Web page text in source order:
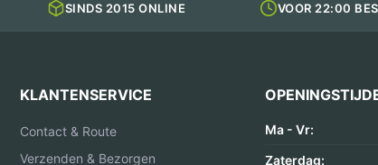
SINDS 2015 ONLINE VOOR 22:00
KLANTENSERVICE
Contact & Route
Verzenden & Bezorgen
Ma - Vr:
Zaterdag: